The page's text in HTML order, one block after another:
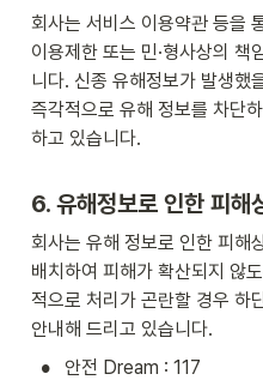
회사는 서비스 이용약관 등을
이용제한 또는 민·형사상의 책
니다. 신종 유해정보가 발생했
즉각적으로 유해 정보를 차단
하고 있습니다.
6. 유해정보로 인한 피해
회사는 유해 정보로 인한 피해
배치하여 피해가 확산되지 않
적으로 처리가 곤란할 경우 하
안내해 드리고 있습니다.
• 안전 Dream : 117